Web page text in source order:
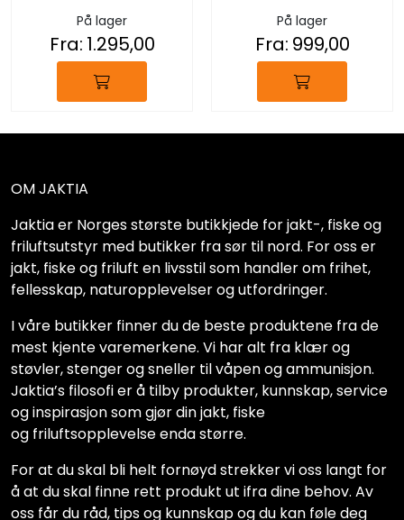
På lager
Fra: 1.295,00
På lager
Fra: 999,00
OM JAKTIA
Jaktia er Norges største butikkjede for jakt-, fiske og
friluftsutstyr med butikker fra sør til nord. For oss er
jakt, fiske og friluft en livsstil som handler om frihet,
fellesskap, naturopplevelser og utfordringer.
I våre butikker finner du de beste produktene fra de
mest kjente varemerkene. Vi har alt fra klær og
støvler, stenger og sneller til våpen og ammunisjon.
Jaktia’s filosofi er å tilby produkter, kunnskap, service
og inspirasjon som gjør din jakt, fiske
og friluftsopplevelse enda større.
For at du skal bli helt fornøyd strekker vi oss langt for
å at du skal finne rett produkt ut ifra dine behov. Av
oss får du råd, tips og kunnskap og du kan føle deg